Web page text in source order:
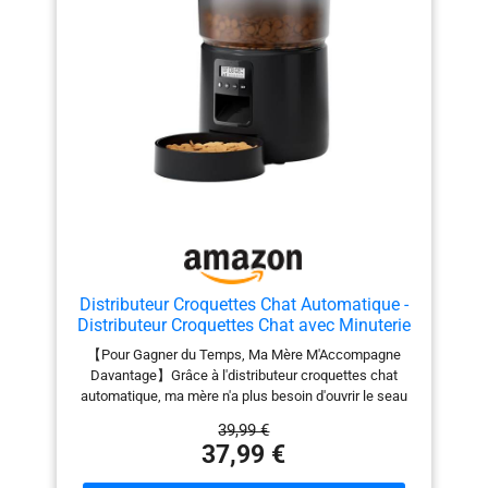
Vous pouvez le trouver
facilement en cherchant le
code "B0DMDRHVMV".
Couvercle verrouillable et nettoyage facile: Le système
de verrouillage du couvercle empêche l’animal de voler
des croquettes. Toutes les pièces sont amovibles et
faciles à nettoyer. Une hygiène parfaite et un entretien
sans effort pour un usage au quotidien Couvercle
verrouillable et nettoyage facile: Le système de
verrouillage du couvercle empêche l’animal de voler
des croquettes. Toutes les pièces sont amovibles et
faciles à nettoyer. Une hygiène parfaite et un entretien
Distributeur Croquettes Chat Automatique -
Distributeur Croquettes Chat avec Minuterie
Programmable - 1-6 Repas par Jour - avec
Appuyez sur Le Couvercle et Fonction
D'Enregistrement 10s - 3L
【Pour Gagner du Temps, Ma Mère M'Accompagne
Davantage】Grâce à l'distributeur croquettes chat
automatique, ma mère n'a plus besoin d'ouvrir le seau
Elle n'a plus qu'à me regarder manger, ce qui lui laisse
plus de temps à me consacrer. Je reçois de la
nourriture en temps voulu, je n'ai pas faim et je ne
39,99 €
37,99 €